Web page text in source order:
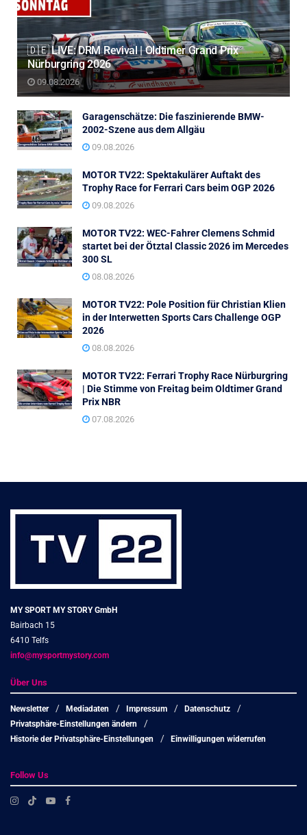
🇩🇪 LIVE: DRM Revival | Oldtimer Grand Prix
Nürburgring 2026
09.08.2026
Garagenschätze: Die faszinierende BMW-
2002-Szene aus dem Allgäu
09.08.2026
MOTOR TV22: Spektakulärer Auftakt des
Trophy Race for Ferrari Cars beim OGP 2026
09.08.2026
MOTOR TV22: WEC-Fahrer Clemens Schmid
startet bei der Ötztal Classic 2026 im Mercedes
300 SL
08.08.2026
MOTOR TV22: Pole Position für Christian Klien
in der Interwetten Sports Cars Challenge OGP
2026
08.08.2026
MOTOR TV22: Ferrari Trophy Race Nürburgring
| Die Stimme von Freitag beim Oldtimer Grand
Prix NBR
07.08.2026
MY SPORT MY STORY GmbH
Bairbach 15
6410 Telfs
info@mysportmystory.com
Über Uns
Newsletter Mediadaten Impressum
Datenschutz
Privatsphäre-Einstellungen ändern
Historie der Privatsphäre-Einstellungen
Einwilligungen widerrufen
Follow Us